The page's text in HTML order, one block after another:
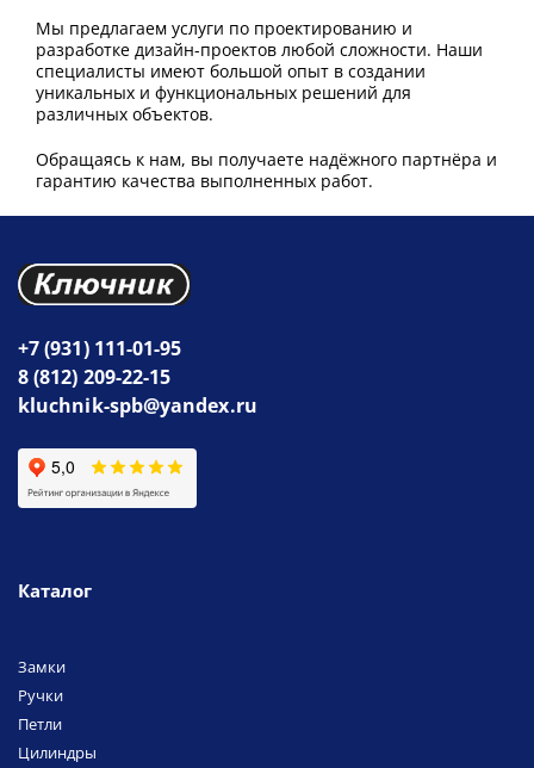
Мы предлагаем услуги по проектированию и
разработке дизайн-проектов любой сложности. Наши
специалисты имеют большой опыт в создании
уникальных и функциональных решений для
различных объектов.
Обращаясь к нам, вы получаете надёжного партнёра и
гарантию качества выполненных работ.
+7 (931) 111-01-95
8 (812) 209-22-15
kluchnik-spb@yandex.ru
Каталог
Замки
Ручки
Петли
Цилиндры